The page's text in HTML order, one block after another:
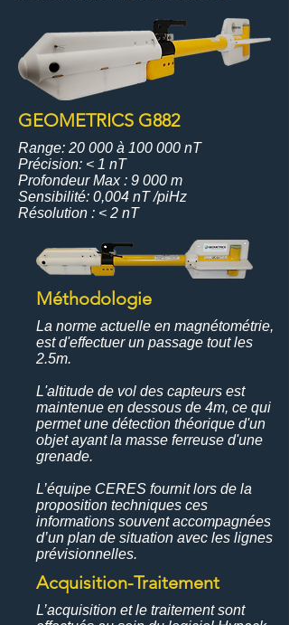
GEOMETRICS G882
Range: 20 000 à 100 000 nT
Précision: < 1 nT
Profondeur Max : 9 000 m
Sensibilité: 0,004 nT /piHz
Résolution : < 2 nT
Méthodologie
La norme actuelle en magnétométrie,
est d'effectuer un passage tout les
2.5m.
L'altitude de vol des capteurs est
maintenue en dessous de 4m, ce qui
permet une détection théorique d'un
objet ayant la masse ferreuse d'une
grenade.
L’équipe CERES fournit lors de la
proposition techniques ces
informations souvent accompagnées
d’un plan de situation avec les lignes
prévisionnelles.
Acquisition-Traitement
L’acquisition et le traitement sont